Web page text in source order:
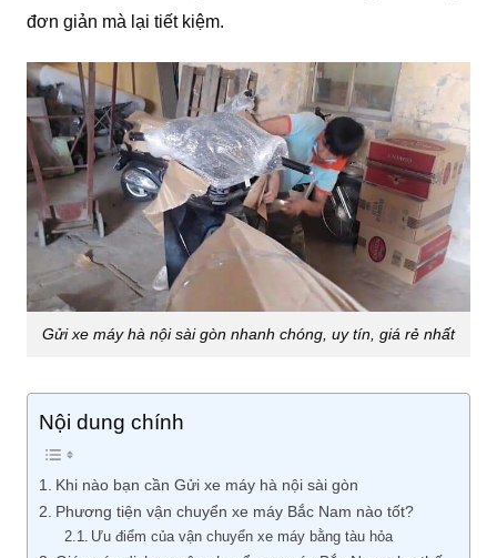
đơn giản mà lại tiết kiệm.
Gửi xe máy hà nội sài gòn nhanh chóng, uy tín, giá rẻ nhất
Nội dung chính
Khi nào bạn cần Gửi xe máy hà nội sài gòn
Phương tiện vận chuyển xe máy Bắc Nam nào tốt?
Ưu điểm của vận chuyển xe máy bằng tàu hỏa